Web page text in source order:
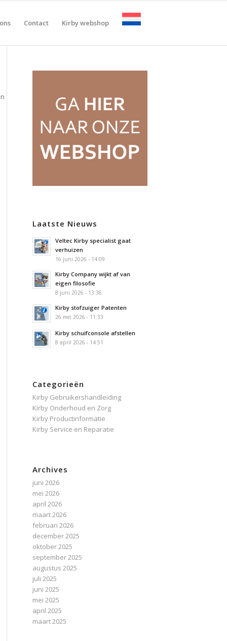
Contact Kirby webshop
Laatste Nieuws
Veltec Kirby specialist gaat
verhuizen
16 juni 2026 - 14:09
Kirby Company wijkt af van
eigen filosofie
8 juni 2026 - 13:36
Kirby stofzuiger Patenten
26 mei 2026 - 11:33
Kirby schuifconsole afstellen
8 april 2026 - 14:51
Categorieën
Kirby Gebruikershandleiding
Kirby Onderhoud en Zorg
Kirby Productinformatie
Kirby Service en Reparatie
Archives
juni 2026
mei 2026
april 2026
maart 2026
februari 2026
december 2025
oktober 2025
september 2025
augustus 2025
juli 2025
juni 2025
mei 2025
april 2025
maart 2025